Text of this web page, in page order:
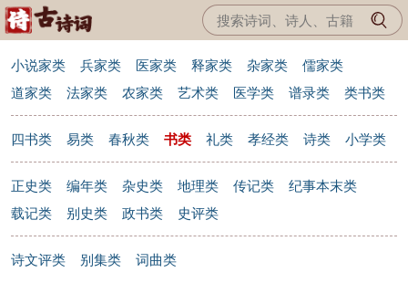
小说家类 兵家类 医家类 释家类 杂家类
儒家类
道家类
法家类 农家类 艺术类 医学类 谱录类 类书类
四书类 易类 春秋类 书类 礼类 孝经类 诗类 小学类
正史类 编年类 杂史类 地理类 传记类
纪事本末类
载记类
别史类 政书类 史评类
诗文评类 别集类 词曲类